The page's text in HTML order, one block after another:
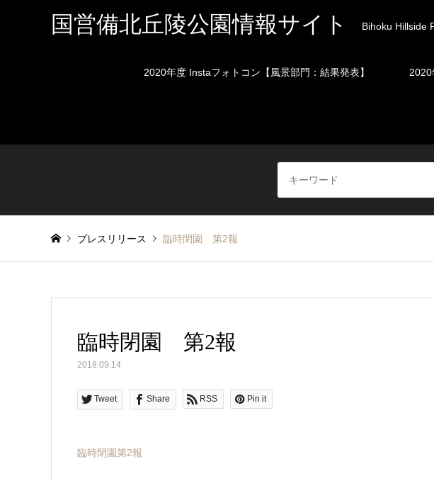
国営備北丘陵公園情報サイト Bihoku Hillside
2020年度 Instaフォトコン【風景部門：結果発表】 2020
プレスリリース 臨時閉園 第2報
臨時閉園 第2報
2018.09.14
Tweet Share RSS Pin it
臨時閉園第2報